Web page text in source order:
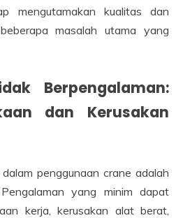
mengutamakan kualitas dan
masalah utama yang
Berpengalaman:
dan Kerusakan
penggunaan crane adalah
yang minim dapat
kerja, kerusakan alat berat,